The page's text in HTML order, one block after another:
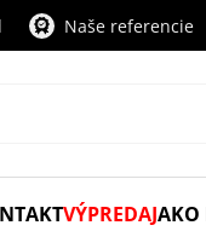
Naše referencie
VÝPREDAJAKO